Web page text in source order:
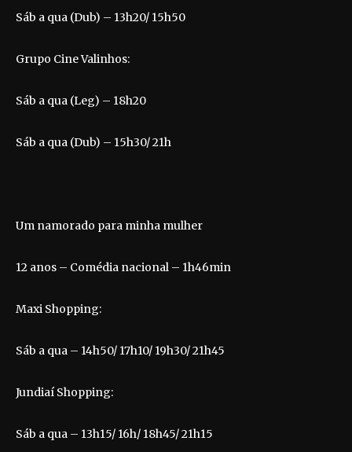
Sáb a qua (Dub) – 13h20/ 15h50
Grupo Cine Valinhos:
Sáb a qua (Leg) – 18h20
Sáb a qua (Dub) – 15h30/ 21h
Um namorado para minha mulher
12 anos – Comédia nacional – 1h46min
Maxi Shopping:
Sáb a qua – 14h50/ 17h10/ 19h30/ 21h45
Jundiaí Shopping:
Sáb a qua – 13h15/ 16h/ 18h45/ 21h15